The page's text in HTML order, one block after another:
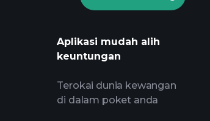
Aplikasi mudah alih
keuntungan
Terokai dunia kewangan
di dalam poket anda